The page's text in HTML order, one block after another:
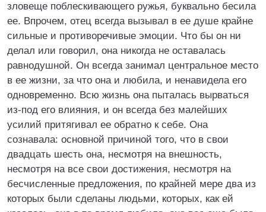
зловеще поблескивающего ружья, буквально бесила
ее. Впрочем, отец всегда вызывал в ее душе крайне
сильные и противоречивые эмоции. Что бы он ни
делал или говорил, она никогда не оставалась
равнодушной. Он всегда занимал центральное место
в ее жизни, за что она и любила, и ненавидела его
одновременно. Всю жизнь она пыталась вырваться
из-под его влияния, и он всегда без малейших
усилий притягивал ее обратно к себе. Она
сознавала: основной причиной того, что в свои
двадцать шесть она, несмотря на внешность,
несмотря на все свои достижения, несмотря на
бесчисленные предложения, по крайней мере два из
которых были сделаны людьми, которых, как ей